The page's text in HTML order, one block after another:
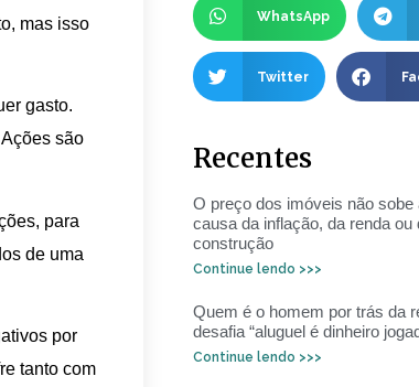
mas isso
gasto.
são
para
de uma
por
tanto com
WhatsApp
Twitter
Recentes
O preço dos imóveis não sobe
causa da inflação, da renda ou
construção
Continue lendo >>>
Quem é o homem por trás da
desafia “aluguel é dinheiro
Continue lendo >>>